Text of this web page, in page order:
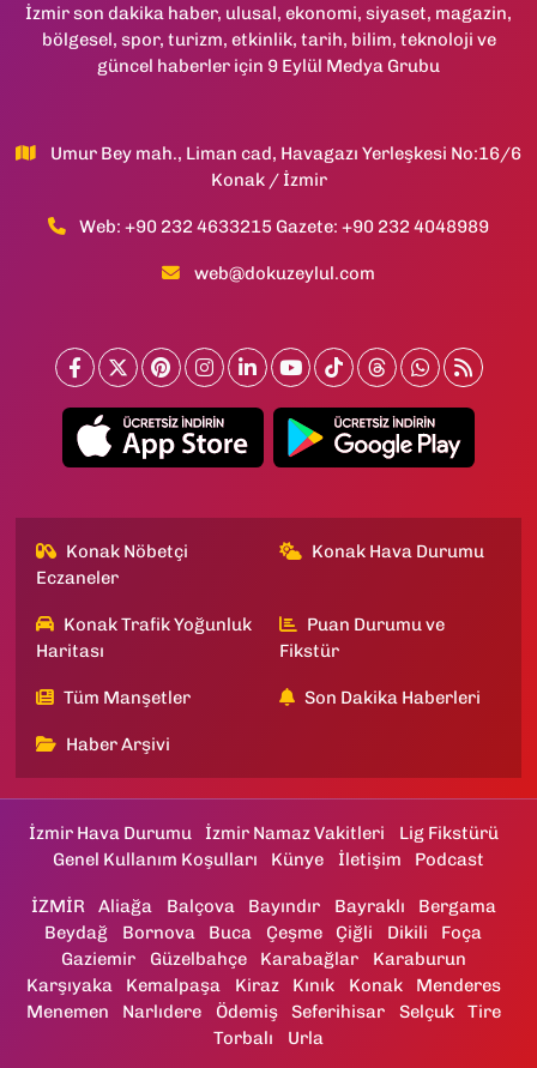
İzmir son dakika haber, ulusal, ekonomi, siyaset, magazin,
bölgesel, spor, turizm, etkinlik, tarih, bilim, teknoloji ve
güncel haberler için 9 Eylül Medya Grubu
Umur Bey mah., Liman cad, Havagazı Yerleşkesi No:16/6
Konak / İzmir
Web: +90 232 4633215 Gazete: +90 232 4048989
web@dokuzeylul.com
Konak Nöbetçi
Eczaneler
Konak Hava Durumu
Konak Trafik Yoğunluk
Haritası
Puan Durumu ve
Fikstür
Tüm Manşetler Son Dakika Haberleri
Haber Arşivi
İzmir Hava Durumu İzmir Namaz Vakitleri
Lig Fikstürü
Genel Kullanım Koşulları
Künye İletişim Podcast
İZMİR Aliağa Balçova Bayındır Bayraklı
Bergama
Beydağ
Bornova Buca Çeşme Çiğli Dikili
Foça
Gaziemir
Güzelbahçe Karabağlar
Karaburun
Karşıyaka
Kemalpaşa Kiraz Kınık Konak
Menderes
Menemen
Narlıdere Ödemiş Seferihisar Selçuk
Tire
Torbalı
Urla